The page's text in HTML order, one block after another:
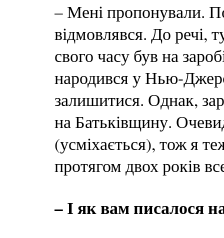
– Мені пропонували.
відмовлявся. До речі,
свого часу був на
народився у Нью-
залишитися. Однак,
на Батьківщину.
(усміхається), тож я
протягом двох років
– І як вам писалося